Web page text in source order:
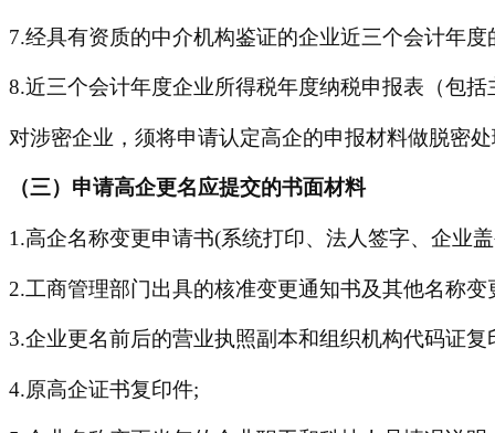
7.经具有资质的中介机构鉴证的企业近三个会计年
8.近三个会计年度企业所得税年度纳税申报表（包括
对涉密企业，须将申请认定高企的申报材料做脱密
（三）申请高企更名应提交的书面材料
1.高企名称变更申请书(系统打印、法人签字、企业
2.工商管理部门出具的核准变更通知书及其他名称变
3.企业更名前后的营业执照副本和组织机构代码证复
4.原高企证书复印件;